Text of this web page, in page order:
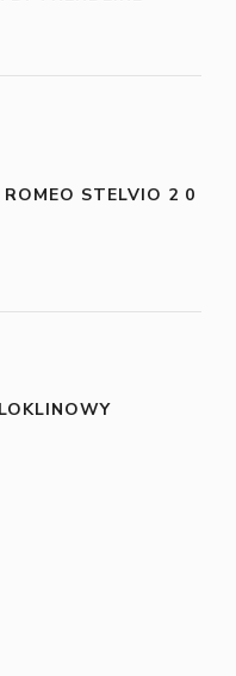
STELVIO 2 0